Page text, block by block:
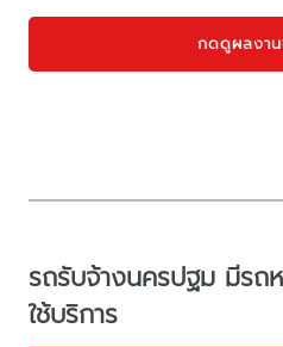
กดดูผลงาน
รถรับจ้างนครปฐม มีรถห
ใช้บริการ